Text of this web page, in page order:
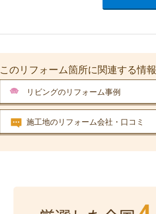
このリフォーム箇所に関連する情報
リビングのリフォーム事例
施工地のリフォーム会社・口コミ